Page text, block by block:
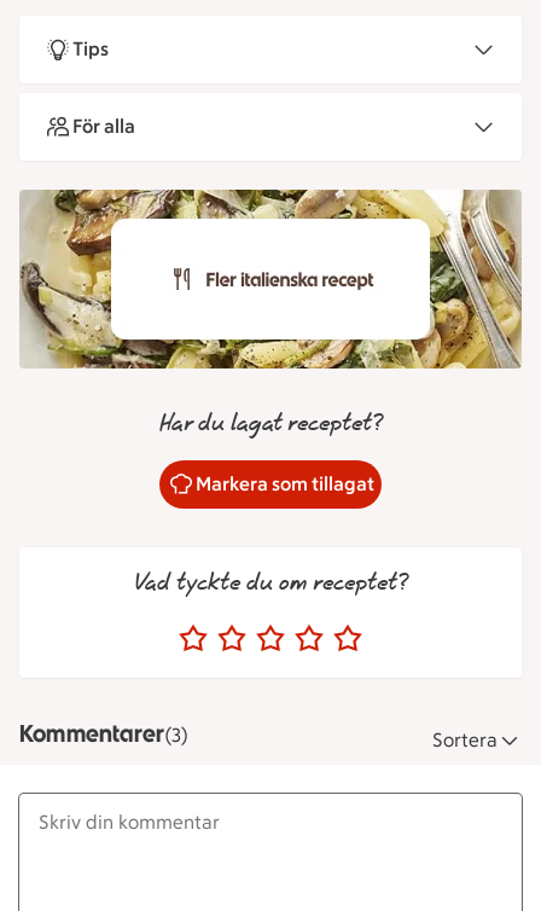
Tips
För alla
Har du lagat receptet?
Markera som tillagat
Vad tyckte du om receptet?
Kommentarer(3) Sortera